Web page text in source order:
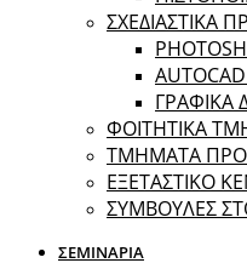
ΣΧΕΔΙΑΣΤΙΚΑ
ΓΡΑΦΙΚΑ
ΦΟΙΤΗΤΙΚΑ
ΤΜΗΜΑΤΑ
ΕΞΕΤΑΣΤΙΚΟ
ΣΥΜΒΟΥΛΕΣ
ΣΕΜΙΝΑΡΙΑ